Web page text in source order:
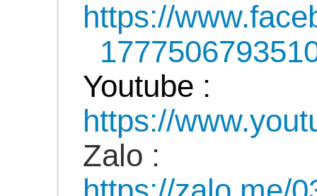
https://
Youtube :
https://
Zalo :